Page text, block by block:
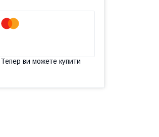
Тепер ви можете купити